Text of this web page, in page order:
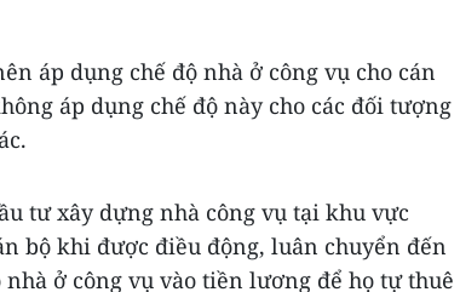
áp dụng chế độ nhà ở công vụ cho cán
áp dụng chế độ này cho các đối tượng
tư xây dựng nhà công vụ tại khu vực
bộ khi được điều động, luân chuyển đến
ở công vụ vào tiền lương để họ tự thuê